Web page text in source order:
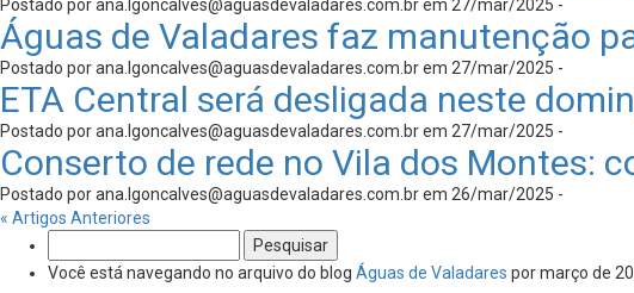
Postado porana.lgoncalves@aguasdevaladares.com.brem 27/mar/2025 -
Águas de Valadares faz manutenção
Postado porana.lgoncalves@aguasdevaladares.com.brem 27/mar/2025 -
ETA Central será desligada neste
Postado porana.lgoncalves@aguasdevaladares.com.brem 27/mar/2025 -
Conserto de rede no Vila dos Montes:
Postado porana.lgoncalves@aguasdevaladares.com.brem 26/mar/2025 -
« Artigos Anteriores
por:
Você está navegando no arquivo do blog Águas de Valadares por março de